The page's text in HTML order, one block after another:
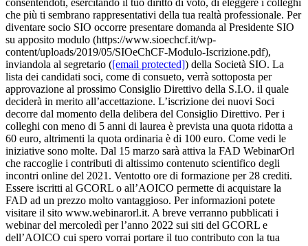
che più ti sembrano rappresentativi della tua realtà professionale. Per
diventare socio SIO occorre presentare domanda al Presidente SIO
su apposito modulo (https://www.sioechcf.it/wp-
content/uploads/2019/05/SIOeChCF-Modulo-Iscrizione.pdf),
inviandola al segretario ([email protected]) della Società SIO. La
lista dei candidati soci, come di consueto, verrà sottoposta per
approvazione al prossimo Consiglio Direttivo della S.I.O. il quale
deciderà in merito all’accettazione. L’iscrizione dei nuovi Soci
decorre dal momento della delibera del Consiglio Direttivo. Per i
colleghi con meno di 5 anni di laurea è prevista una quota ridotta a
60 euro, altrimenti la quota ordinaria è di 100 euro. Come vedi le
iniziative sono molte. Dal 15 marzo sarà attiva la FAD WebinarOrl
che raccoglie i contributi di altissimo contenuto scientifico degli
incontri online del 2021. Ventotto ore di formazione per 28 crediti.
Essere iscritti al GCORL o all’AOICO permette di acquistare la
FAD ad un prezzo molto vantaggioso. Per informazioni potete
visitare il sito www.webinarorl.it. A breve verranno pubblicati i
webinar del mercoledì per l’anno 2022 sui siti del GCORL e
dell’AOICO cui spero vorrai portare il tuo contributo con la tua